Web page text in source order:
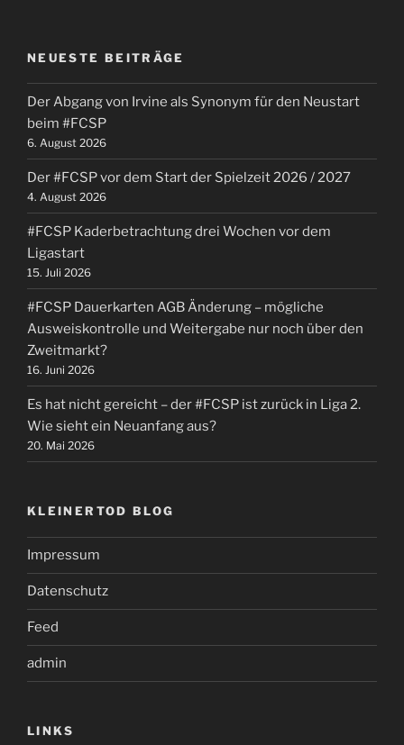
NEUESTE BEITRÄGE
Der Abgang von Irvine als Synonym für den Neustart
beim #FCSP
6. August 2026
Der #FCSP vor dem Start der Spielzeit 2026 / 2027
4. August 2026
#FCSP Kaderbetrachtung drei Wochen vor dem
Ligastart
15. Juli 2026
#FCSP Dauerkarten AGB Änderung – mögliche
Ausweiskontrolle und Weitergabe nur noch über den
Zweitmarkt?
16. Juni 2026
Es hat nicht gereicht – der #FCSP ist zurück in Liga 2.
Wie sieht ein Neuanfang aus?
20. Mai 2026
KLEINERTOD BLOG
Impressum
Datenschutz
Feed
admin
LINKS